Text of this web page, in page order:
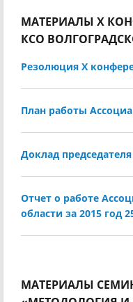
МАТЕРИАЛЫ X
КСО
Резолюция X
План работы
Доклад
Отчет о работе
области за 2015 год
МАТЕРИАЛЫ